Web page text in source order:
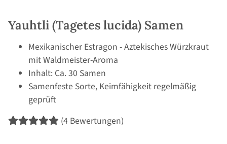
Yauhtli (Tagetes lucida) Samen
Mexikanischer Estragon - Aztekisches Würzkraut
mit Waldmeister-Aroma
Inhalt: Ca. 30 Samen
Samenfeste Sorte, Keimfähigkeit regelmäßig
geprüft
(4 Bewertungen)